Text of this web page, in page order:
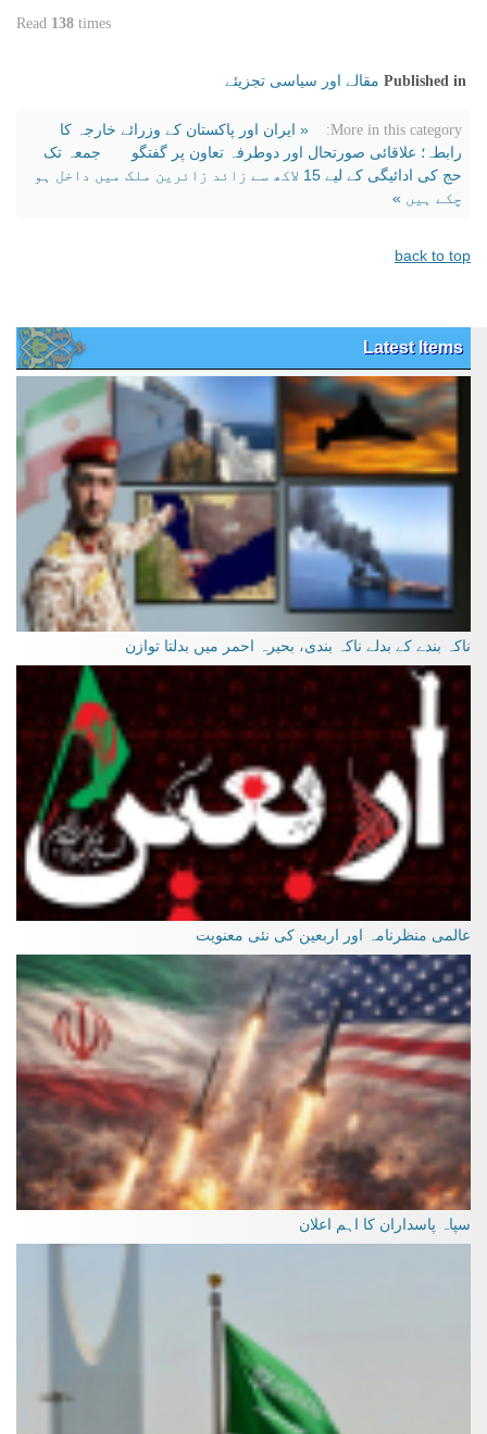
Read 138 times
Published in مقالے اور سیاسی تجزیئے
More in this category:
« ایران اور پاکستان کے وزرائے خارجہ کا
رابطہ؛ علاقائی صورتحال اور دوطرفہ تعاون پر گفتگو
جمعہ تک
حج کی ادائیگی کے لیے 15 لاکھ سے زائد زائرین ملک میں داخل ہو
چکے ہیں »
back to top
Latest Items
ناکہ بندے کے بدلے ناکہ بندی، بحیرہ احمر میں بدلتا توازن
عالمی منظرنامہ اور اربعین کی نئی معنویت
سپاہ پاسداران کا اہم اعلان